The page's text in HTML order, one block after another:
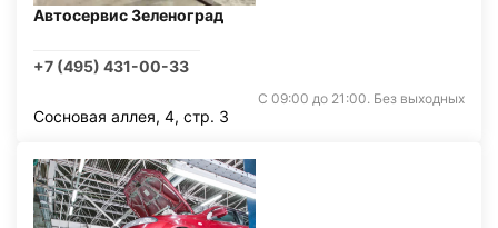
Автосервис Зеленоград
+7 (495) 431-00-33
С 09:00 до 21:00. Без выходных
Сосновая аллея, 4, стр. 3